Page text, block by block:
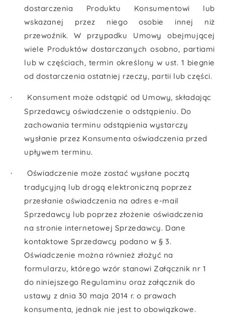
dostarczenia Produktu Konsumentowi lub
wskazanej przez niego osobie innej niż
przewoźnik. W przypadku Umowy obejmującej
wiele Produktów dostarczanych osobno, partiami
lub w częściach, termin określony w ust. 1 biegnie
od dostarczenia ostatniej rzeczy, partii lub części.
·
Konsument może odstąpić od Umowy, składając
Sprzedawcy oświadczenie o odstąpieniu. Do
zachowania terminu odstąpienia wystarczy
wysłanie przez Konsumenta oświadczenia przed
upływem terminu.
·
Oświadczenie może zostać wysłane pocztą
tradycyjną lub drogą elektroniczną poprzez
przesłanie oświadczenia na adres e-mail
Sprzedawcy lub poprzez złożenie oświadczenia
na stronie internetowej Sprzedawcy. Dane
kontaktowe Sprzedawcy podano w § 3.
Oświadczenie można również złożyć na
formularzu, którego wzór stanowi Załącznik nr 1
do niniejszego Regulaminu oraz załącznik do
ustawy z dnia 30 maja 2014 r. o prawach
konsumenta, jednak nie jest to obowiązkowe.